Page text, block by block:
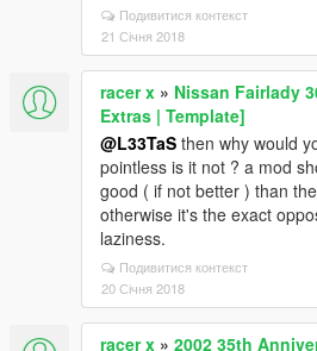
Подивитися контекст
21 Січня 2018
racer x » Nissan Fairlady
Extras | Template]
@L33TaS then why would
pointless is it not ? a mod
good ( if not better ) than
otherwise it's the exact
laziness.
Подивитися контекст
20 Січня 2018
racer x » 2002 35th